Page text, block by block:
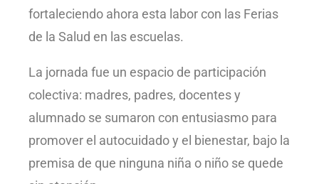
fortaleciendo ahora esta labor con las Ferias
de la Salud en las escuelas.
La jornada fue un espacio de participación
colectiva: madres, padres, docentes y
alumnado se sumaron con entusiasmo para
promover el autocuidado y el bienestar, bajo la
premisa de que ninguna niña o niño se quede